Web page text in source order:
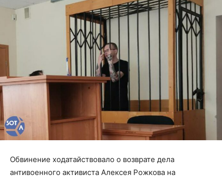
Обвинение ходатайствовало о возврате дела
антивоенного активиста Алексея Рожкова на